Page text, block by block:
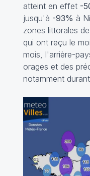
atteint en effet -
jusqu'à -93% à
zones littorales
qui ont reçu le
mois, l'arrière-
orages et des
notamment